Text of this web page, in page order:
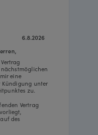
6.8.2026
eine
unter
zu.
Vertrag
des